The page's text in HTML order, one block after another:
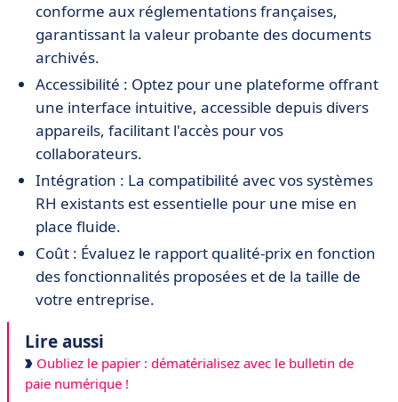
conforme aux réglementations françaises,
garantissant la valeur probante des documents
archivés.
Accessibilité : Optez pour une plateforme offrant
une interface intuitive, accessible depuis divers
appareils, facilitant l'accès pour vos
collaborateurs.
Intégration : La compatibilité avec vos systèmes
RH existants est essentielle pour une mise en
place fluide.
Coût : Évaluez le rapport qualité-prix en fonction
des fonctionnalités proposées et de la taille de
votre entreprise.
Lire aussi
Oubliez le papier : dématérialisez avec le bulletin de
paie numérique !